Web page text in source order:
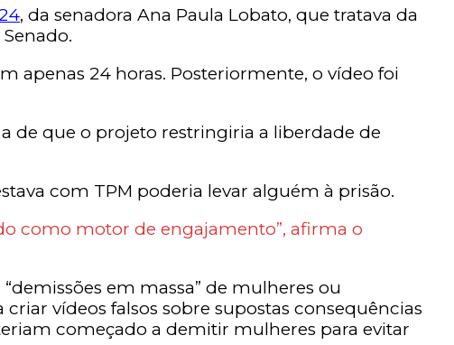
, da senadora Ana Paula Lobato, que tratava da
apenas 24 horas. Posteriormente, o vídeo foi
de que o projeto restringiria a liberdade de
com TPM poderia levar alguém à prisão.
como motor de engajamento”, afirma o
em massa” de mulheres ou
vídeos falsos sobre supostas consequências
começado a demitir mulheres para evitar